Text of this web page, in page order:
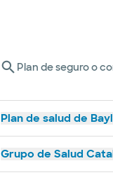
Plan de seguro o
Plan de salud de
Grupo de Salud